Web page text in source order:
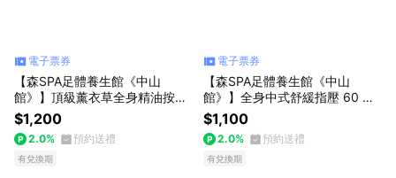
電子票券
【森SPA足體養生館《中山
館》】頂級薰衣草全身精油按摩
60 min 享樂券
$1,200
2.0% 預約送禮
有兌換期
電子票券
【森SPA足體養生館《中山
館》】全身中式舒緩指壓 60 mi
n 享樂券
$1,100
2.0% 預約送禮
有兌換期